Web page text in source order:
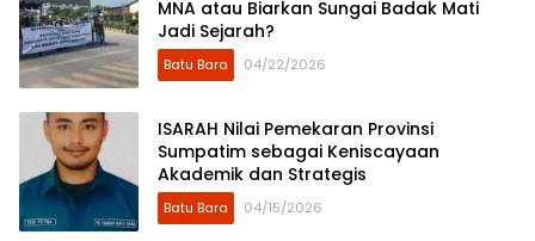
MNA atau Biarkan Sungai Badak Mati
Jadi Sejarah?
Batu Bara 04/22/2026
ISARAH Nilai Pemekaran Provinsi
Sumpatim sebagai Keniscayaan
Akademik dan Strategis
Batu Bara 04/15/2026